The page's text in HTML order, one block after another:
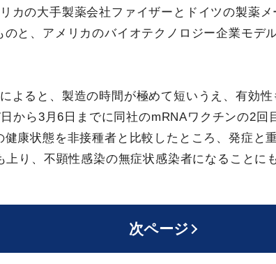
カの大手製薬会社ファイザーとドイツの製薬
のと、アメリカのバイオテクノロジー企業モデ
よると、製造の時間が極めて短いうえ、有効
から3月6日までに同社のmRNAワクチンの2回
健康状態を非接種者と比較したところ、発症と
上り、不顕性感染の無症状感染者になることに
次ページ